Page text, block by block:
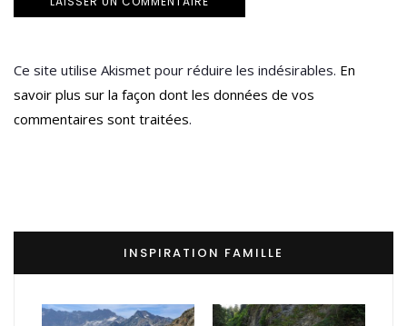
Ce site utilise Akismet pour réduire les indésirables. En
savoir plus sur la façon dont les données de vos
commentaires sont traitées.
INSPIRATION FAMILLE